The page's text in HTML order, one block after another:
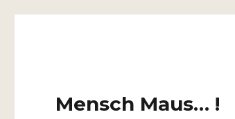
Mensch Maus… !